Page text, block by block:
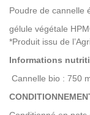
Poudre de cannelle
gélule végétale
*Produit issu de
Informations
Cannelle bio : 750